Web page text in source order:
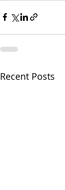
Recent Posts